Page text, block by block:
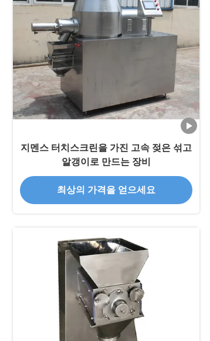
지멘스 터치스크린을 가진 고속 젖은 섞고
알갱이로 만드는 장비
최상의 가격을 얻으세요